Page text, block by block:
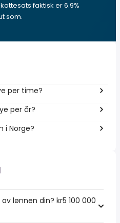
faktisk er 6.9%
som.
per time?
per år?
i Norge?
lønnen din? kr5 100 000